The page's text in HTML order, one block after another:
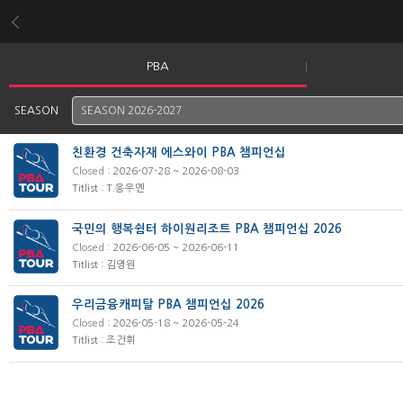
PBA
SEASON
친환경 건축자재 에스와이 PBA 챔피언십
Closed : 2026-07-28 ~ 2026-08-03
Titlist : T.응우옌
국민의 행복쉼터 하이원리조트 PBA 챔피언십 2026
Closed : 2026-06-05 ~ 2026-06-11
Titlist : 김영원
우리금융캐피탈 PBA 챔피언십 2026
Closed : 2026-05-18 ~ 2026-05-24
Titlist : 조건휘